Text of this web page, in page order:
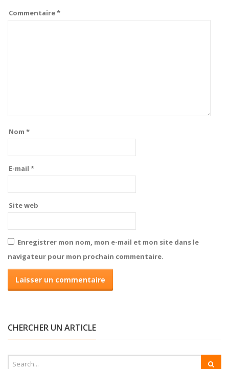
Commentaire*
Nom *
E-mail *
Site web
Enregistrer mon nom, mon e-mail et mon site dans le
navigateur pour mon prochain commentaire.
CHERCHER UN ARTICLE